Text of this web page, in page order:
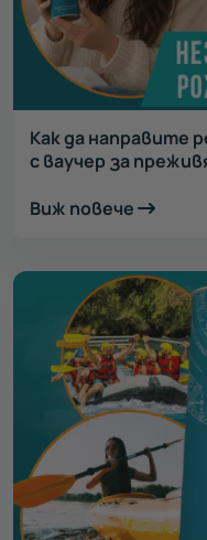
Как да направите
с ваучер за
Виж повече